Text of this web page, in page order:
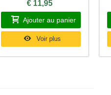
€ 11,95
Ajouter au panier
Voir plus